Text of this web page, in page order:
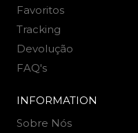
Favoritos
Tracking
Devolução
FAQ's
INFORMATION
Sobre Nós